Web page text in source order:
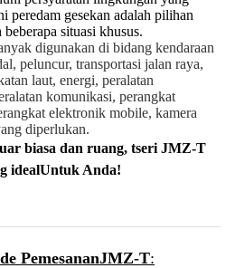
peredam gesekan adalah pilihan
situasi khusus.
digunakan di bidang kendaraan
peluncur, transportasi jalan raya,
laut, energi, peralatan
komunikasi, perangkat
elektronik mobile, kamera
diperlukan.
biasa dan ruang, tseri JMZ-T
idealUntuk Anda!
PemesananJMZ-T: